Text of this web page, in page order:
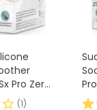
Pro Zero
(1)